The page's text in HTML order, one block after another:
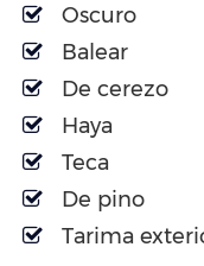
Oscuro
Balear
De cerezo
Haya
Teca
De pino
Tarima